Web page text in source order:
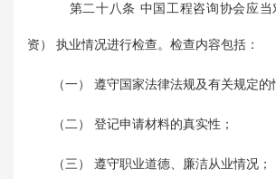
第二十八条 中国工程咨询协会应当
资） 执业情况进行检查。检查内容包括：
（一） 遵守国家法律法规及有关规定的
（二） 登记申请材料的真实性；
（三） 遵守职业道德、廉洁从业情况；